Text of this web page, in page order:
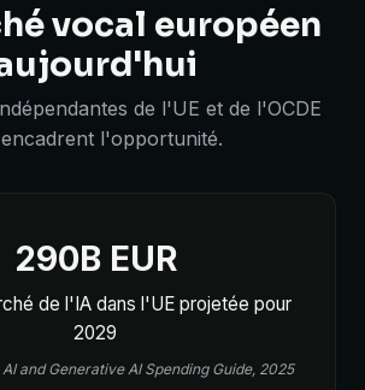
vocal européen
de l'UE et de l'OCDE
l'opportunité.
290B EUR
de l'IA dans l'UE projetée pour
2029
and Generative AI Spending Guide, 2025